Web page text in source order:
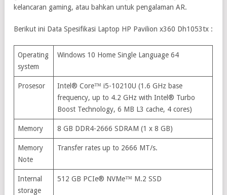
kelancaran gaming, atau bahkan untuk pengalaman AR.
Berikut ini Data Spesifikasi Laptop HP Pavilion x360 Dh1053tx :
Operating
system
Windows 10 Home Single Language 64
Prosesor
Intel® Core™ i5-10210U (1.6 GHz base
frequency, up to 4.2 GHz with Intel® Turbo
Boost Technology, 6 MB L3 cache, 4 cores)
Memory 8 GB DDR4-2666 SDRAM (1 x 8 GB)
Memory
Note
Transfer rates up to 2666 MT/s.
Internal
storage
512 GB PCIe® NVMe™ M.2 SSD